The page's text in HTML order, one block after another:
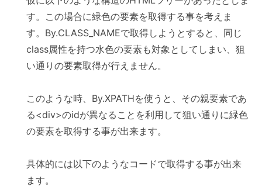
す。この場合に緑色の要素を取得する事を考えま
す。By.CLASS_NAMEで取得しようとすると、同じ
class属性を持つ水色の要素も対象としてしまい、狙
い通りの要素取得が行えません。
このような時、By.XPATHを使うと、その親要素であ
る<div>のidが異なることを利用して狙い通りに緑色
の要素を取得する事が出来ます。
具体的には以下のようなコードで取得する事が出来
ます。